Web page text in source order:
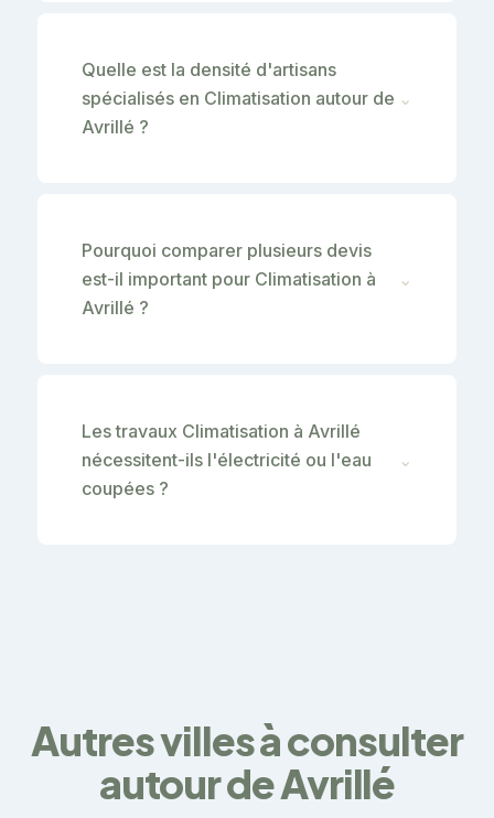
Quelle est la densité d'artisans
spécialisés en Climatisation autour de
Avrillé ?
⌄
Pourquoi comparer plusieurs devis
est-il important pour Climatisation à
Avrillé ?
⌄
Les travaux Climatisation à Avrillé
nécessitent-ils l'électricité ou l'eau
coupées ?
⌄
Autres villes à consulter
autour de Avrillé